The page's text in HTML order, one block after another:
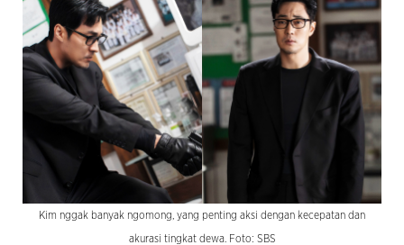
Kim nggak banyak ngomong, yang penting aksi dengan kecepatan dan
akurasi tingkat dewa. Foto: SBS